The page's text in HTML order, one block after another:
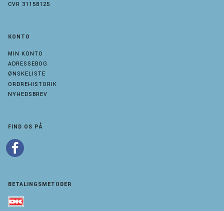
CVR 31158125
KONTO
MIN KONTO
ADRESSEBOG
ØNSKELISTE
ORDREHISTORIK
NYHEDSBREV
FIND OS PÅ
BETALINGSMETODER